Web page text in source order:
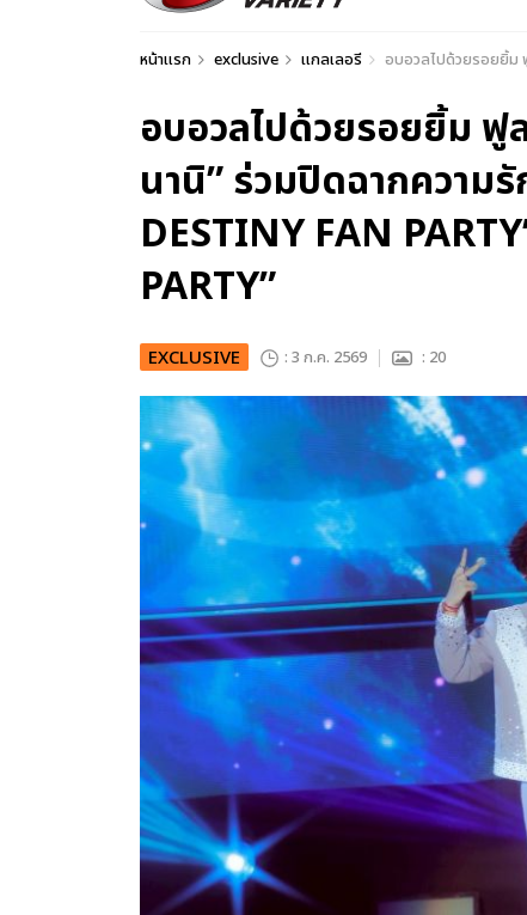
หน้าแรก exclusive แกลเลอรี อบอวลไปด้วยรอยยิ้ม
อบอวลไปด้วยรอยยิ้ม
นานิ” ร่วมปิดฉากความ
DESTINY FAN
PARTY”
EXCLUSIVE : 3 ก.ค. 2569 : 20